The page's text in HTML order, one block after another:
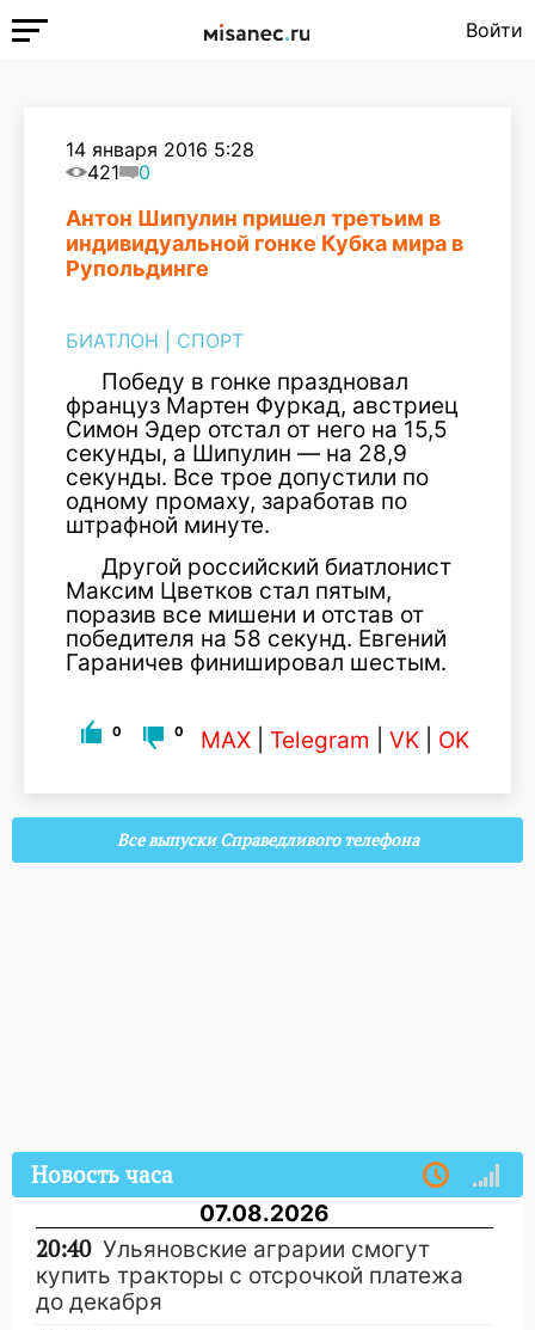
Войти
14 января 2016 5:28
421
0
Антон Шипулин пришел третьим в
индивидуальной гонке Кубка мира в
Рупольдинге
БИАТЛОН СПОРТ
Победу в гонке праздновал
француз Мартен Фуркад, австриец
Симон Эдер отстал от него на 15,5
секунды, а Шипулин — на 28,9
секунды. Все трое допустили по
одному промаху, заработав по
штрафной минуте.
Другой российский биатлонист
Максим Цветков стал пятым,
поразив все мишени и отстав от
победителя на 58 секунд. Евгений
Гараничев финишировал шестым.
0 0 MAX Telegram VK OK
Все выпуски Справедливого телефона
Новость часа
07.08.2026
20:40 Ульяновские аграрии смогут
купить тракторы с отсрочкой платежа
до декабря